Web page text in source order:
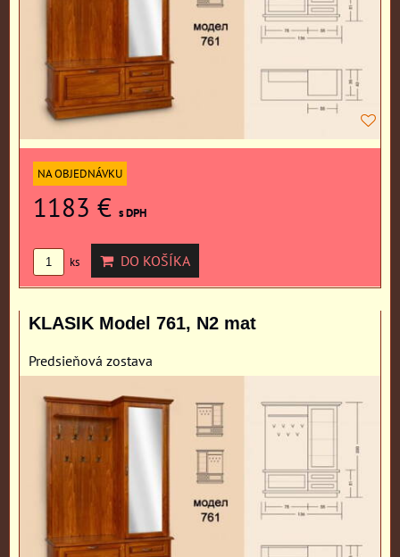
NA OBJEDNÁVKU
1183 € s DPH
ks DO KOŠÍKA
KLASIK Model 761, N2 mat
Predsieňová zostava